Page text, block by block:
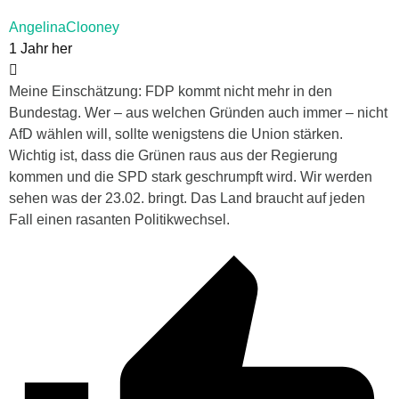
AngelinaClooney
1 Jahr her
Meine Einschätzung: FDP kommt nicht mehr in den
Bundestag. Wer – aus welchen Gründen auch immer – nicht
AfD wählen will, sollte wenigstens die Union stärken.
Wichtig ist, dass die Grünen raus aus der Regierung
kommen und die SPD stark geschrumpft wird. Wir werden
sehen was der 23.02. bringt. Das Land braucht auf jeden
Fall einen rasanten Politikwechsel.